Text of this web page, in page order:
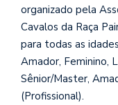
organizado pela
Cavalos da Raça
para todas as
Amador, Feminino,
Sênior/Master,
(Profissional).